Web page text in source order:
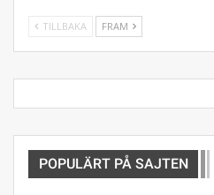
TILLBAKA FRAM
POPULÄRT PÅ SAJTEN